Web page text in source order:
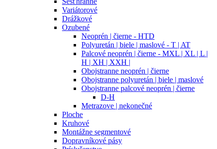
Variátorové
Drážkové
Ozubené
Neoprén | čierne - HTD
Polyuretán | biele | maslové - T | AT
Palcové neoprén | čierne - MXL | XL | L |
H | XH | XXH |
Obojstranne neoprén | čierne
Obojstranne polyuretán | biele | maslové
Obojstranne palcové neoprén | čierne
D-H
Metrazove | nekonečné
Ploche
Kruhové
Montážne segmentové
Dopravníkové pásy